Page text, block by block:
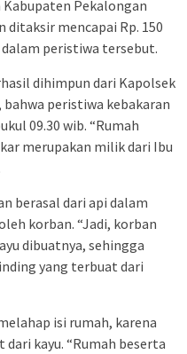
Pekalongan
ditaksir mencapai Rp. 150
peristiwa tersebut.
dihimpun dari Kapolsek
bahwa peristiwa kebakaran
09.30 wib. “Rumah
merupakan milik dari Ibu
berasal dari api dalam
korban. “Jadi, korban
dibuatnya, sehingga
yang terbuat dari
isi rumah, karena
kayu. “Rumah beserta